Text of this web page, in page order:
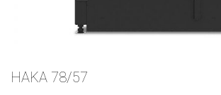
HAKA 78/57